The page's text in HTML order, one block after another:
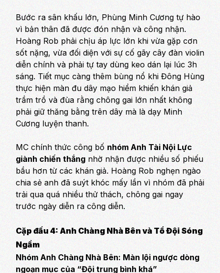
Bước ra sân khấu lớn, Phùng Minh Cương tự hào
vì bản thân đã được đón nhận và công nhận.
Hoàng Rob phải chịu áp lực lớn khi vừa gặp cơn
sốt nặng, vừa đối diện với sự cố gãy cây đàn violin
diễn chính và phải tự tay dùng keo dán lại lúc 3h
sáng. Tiết mục càng thêm bùng nổ khi Đông Hùng
thực hiện màn đu dây mạo hiểm khiến khán giả
trầm trồ và đùa rằng chông gai lớn nhất không
phải giữ thăng bằng trên dây mà là dạy Minh
Cương luyện thanh.
MC chính thức công bố nhóm Anh Tài Nội Lực
giành chiến thắng nhờ nhận được nhiều số phiếu
bầu hơn từ các khán giả. Hoàng Rob nghẹn ngào
chia sẻ anh đã suýt khóc mấy lần vì nhóm đã phải
trải qua quá nhiều thử thách, chông gai ngay
trước ngày diễn ra công diễn.
Cặp đấu 4: Anh Chàng Nhà Bên và Tổ Đội Sóng
Ngầm
Nhóm Anh Chàng Nhà Bên: Màn lội ngược dòng
ngoạn mục của “Đội trung bình khá”